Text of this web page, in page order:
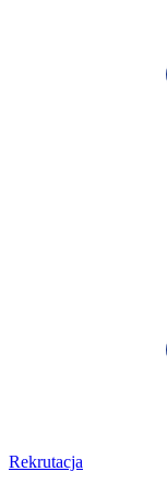
Rekrutacja